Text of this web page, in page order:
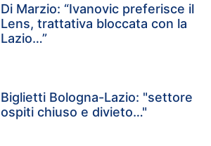
Di Marzio: “Ivanovic preferisce il
Lens, trattativa bloccata con la
Lazio…”
Biglietti Bologna-Lazio: "settore
ospiti chiuso e divieto…"